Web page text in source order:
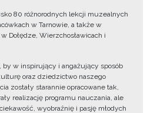
80 różnorodnych lekcji muzealnych
w Tarnowie, a także w
Dołędze, Wierzchosławicach i
by w inspirujący i angażujący sposób
oraz dziedzictwo naszego
zostały starannie opracowane tak,
realizację programu nauczania, ale
wyobraźnię i pasję młodych